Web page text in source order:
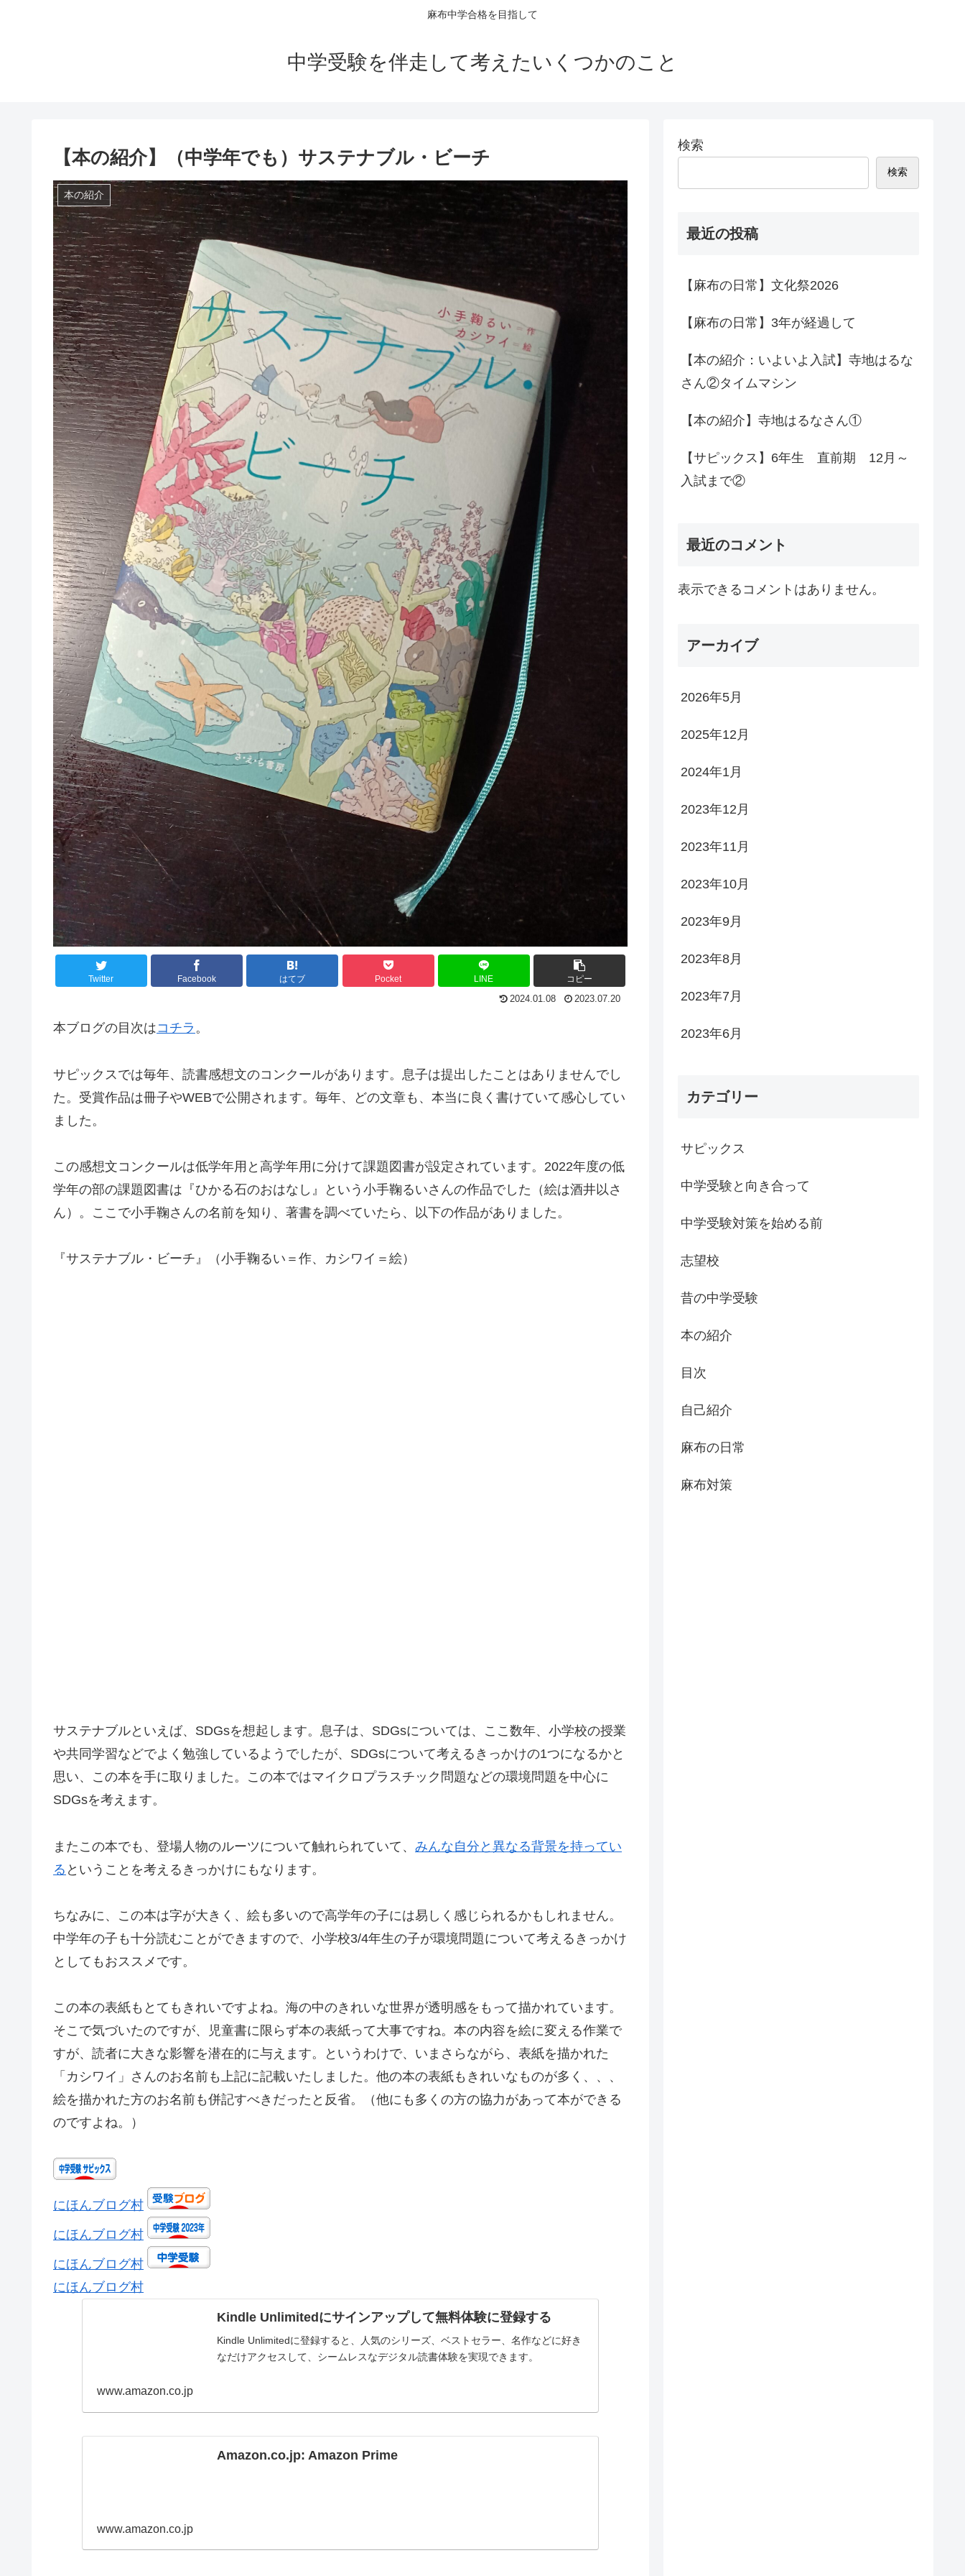
麻布中学合格を目指して
中学受験を伴走して考えたいくつかのこと
【本の紹介】（中学年でも）サステナブル・ビーチ
本の紹介
Twitter Facebook はてブ Pocket LINE コピー
2024.01.08 2023.07.20
本ブログの目次はコチラ 。
サピックスでは毎年、読書感想文のコンクールがあります。息子は提出したことはありませんでし
た。受賞作品は冊子やWEBで公開されます。毎年、どの文章も、本当に良く書けていて感心してい
ました。
この感想文コンクールは低学年用と高学年用に分けて課題図書が設定されています。2022年度の低
学年の部の課題図書は『ひかる石のおはなし』という小手鞠るいさんの作品でした（絵は酒井以さ
ん）。ここで小手鞠さんの名前を知り、著書を調べていたら、以下の作品がありました。
『サステナブル・ビーチ』（小手鞠るい＝作、カシワイ＝絵）
サステナブルといえば、SDGsを想起します。息子は、SDGsについては、ここ数年、小学校の授業
や共同学習などでよく勉強しているようでしたが、SDGsについて考えるきっかけの1つになるかと
思い、この本を手に取りました。この本ではマイクロプラスチック問題などの環境問題を中心に
SDGsを考えます。
またこの本でも、登場人物のルーツについて触れられていて、 みんな自分と異なる背景を持ってい
る ということを考えるきっかけにもなります。
ちなみに、この本は字が大きく、絵も多いので高学年の子には易しく感じられるかもしれません。
中学年の子も十分読むことができますので、小学校3/4年生の子が環境問題について考えるきっかけ
としてもおススメです。
この本の表紙もとてもきれいですよね。海の中のきれいな世界が透明感をもって描かれています。
そこで気づいたのですが、児童書に限らず本の表紙って大事ですね。本の内容を絵に変える作業で
すが、読者に大きな影響を潜在的に与えます。というわけで、いまさらながら、表紙を描かれた
「カシワイ」さんのお名前も上記に記載いたしました。他の本の表紙もきれいなものが多く、、、
絵を描かれた方のお名前も併記すべきだったと反省。（他にも多くの方の協力があって本ができる
のですよね。）
にほんブログ村
にほんブログ村
にほんブログ村
にほんブログ村
Kindle Unlimitedにサインアップして無料体験に登録する
Kindle Unlimitedに登録すると、人気のシリーズ、ベストセラー、名作などに好き
なだけアクセスして、シームレスなデジタル読書体験を実現できます。
www.amazon.co.jp
Amazon.co.jp: Amazon Prime
www.amazon.co.jp
検索
検索
最近の投稿
【麻布の日常】文化祭2026
【麻布の日常】3年が経過して
【本の紹介：いよいよ入試】寺地はるな
さん②タイムマシン
【本の紹介】寺地はるなさん①
【サピックス】6年生 直前期 12月～
入試まで②
最近のコメント
表示できるコメントはありません。
アーカイブ
2026年5月
2025年12月
2024年1月
2023年12月
2023年11月
2023年10月
2023年9月
2023年8月
2023年7月
2023年6月
カテゴリー
サピックス
中学受験と向き合って
中学受験対策を始める前
志望校
昔の中学受験
本の紹介
目次
自己紹介
麻布の日常
麻布対策